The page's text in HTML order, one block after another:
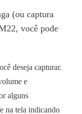
(ou captura
você pode
deseja capturar.
e
alguns
na tela indicando